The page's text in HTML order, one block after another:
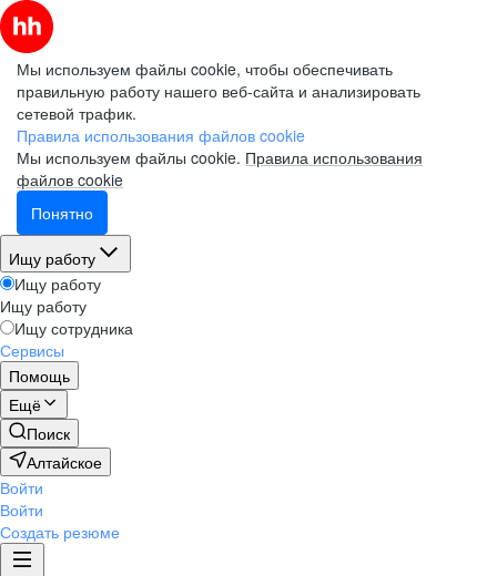
Мы используем файлы cookie, чтобы обеспечивать
правильную работу нашего веб-сайта и анализировать
сетевой трафик.
Правила использования файлов cookie
Мы используем файлы cookie. Правила использования
файлов cookie
Понятно
Ищу работу
Ищу работу
Ищу работу
Ищу сотрудника
Сервисы
Помощь
Ещё
Поиск
Алтайское
Войти
Войти
Создать резюме